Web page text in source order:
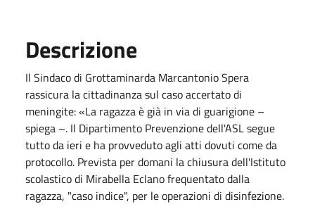
Descrizione
Il Sindaco di Grottaminarda Marcantonio Spera
rassicura la cittadinanza sul caso accertato di
meningite: «La ragazza è già in via di guarigione –
spiega –. Il Dipartimento Prevenzione dell'ASL segue
tutto da ieri e ha provveduto agli atti dovuti come da
protocollo. Prevista per domani la chiusura dell'Istituto
scolastico di Mirabella Eclano frequentato dalla
ragazza, "caso indice", per le operazioni di disinfezione.